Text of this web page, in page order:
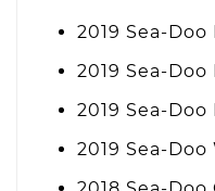
2019 Sea-Doo
2019 Sea-Doo
2019 Sea-Doo
2019 Sea-Doo